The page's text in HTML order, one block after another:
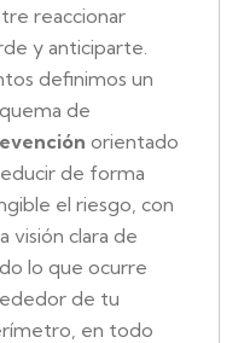
reaccionar
y anticiparte.
definimos un
de
orientado
de forma
el riesgo, con
visión clara de
lo que ocurre
de tu
en todo